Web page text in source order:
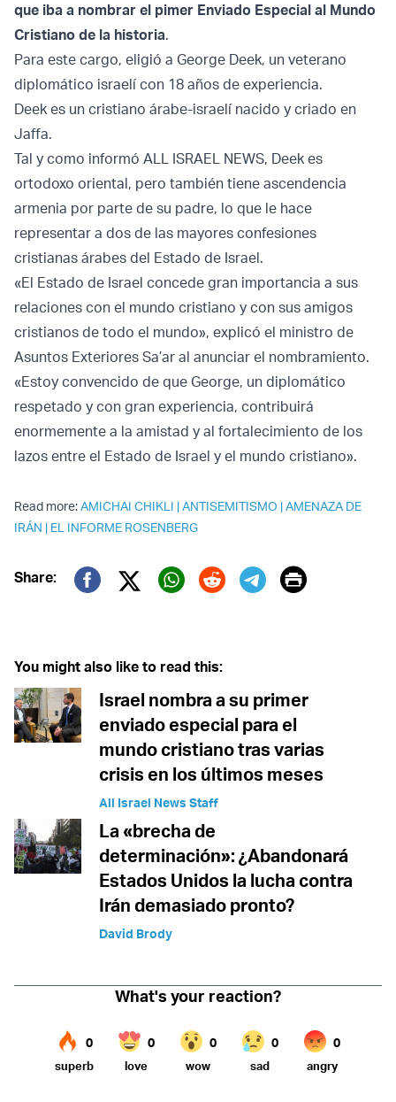
que iba a nombrar el pimer Enviado Especial al Mundo
Cristiano de la historia.
Para este cargo, eligió a George Deek, un veterano
diplomático israelí con 18 años de experiencia.
Deek es un cristiano árabe-israelí nacido y criado en
Jaffa.
Tal y como informó ALL ISRAEL NEWS, Deek es
ortodoxo oriental, pero también tiene ascendencia
armenia por parte de su padre, lo que le hace
representar a dos de las mayores confesiones
cristianas árabes del Estado de Israel.
«El Estado de Israel concede gran importancia a sus
relaciones con el mundo cristiano y con sus amigos
cristianos de todo el mundo», explicó el ministro de
Asuntos Exteriores Sa’ar al anunciar el nombramiento.
«Estoy convencido de que George, un diplomático
respetado y con gran experiencia, contribuirá
enormemente a la amistad y al fortalecimiento de los
lazos entre el Estado de Israel y el mundo cristiano».
Read more:AMICHAI CHIKLI |ANTISEMITISMO |AMENAZA DE
IRÁN | EL INFORME ROSENBERG
Share:
Twitter (X)
Print
You might also like to read this:
Israel nombra a su primer
enviado especial para el
mundo cristiano tras varias
crisis en los últimos meses
All Israel News Staff
La «brecha de
determinación»: ¿Abandonará
Estados Unidos la lucha contra
Irán demasiado pronto?
David Brody